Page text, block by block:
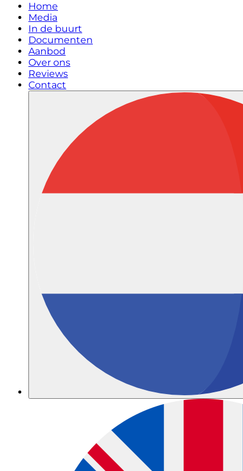
Home
Media
In de buurt
Documenten
Aanbod
Over ons
Reviews
Contact